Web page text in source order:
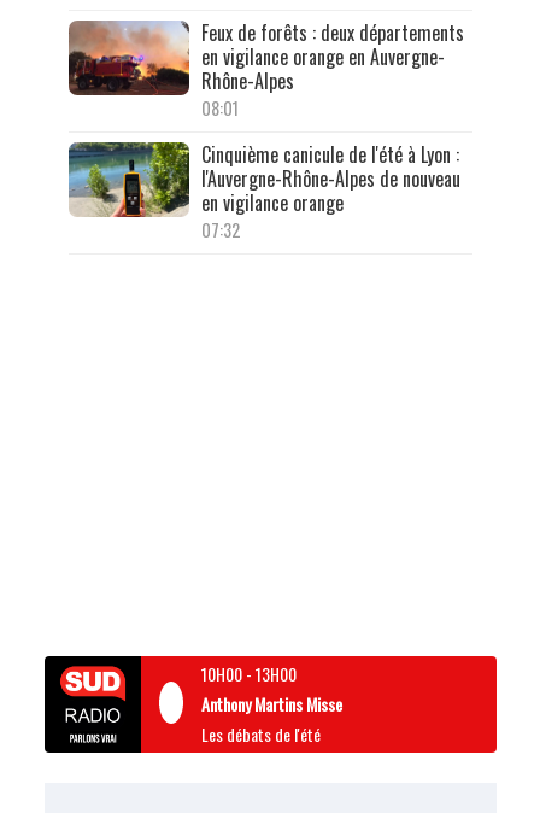
Feux de forêts : deux départements
en vigilance orange en Auvergne-
Rhône-Alpes
08:01
Cinquième canicule de l'été à Lyon :
l'Auvergne-Rhône-Alpes de nouveau
en vigilance orange
07:32
10H00-13H00
Anthony Martins Misse
Les débats de l'été